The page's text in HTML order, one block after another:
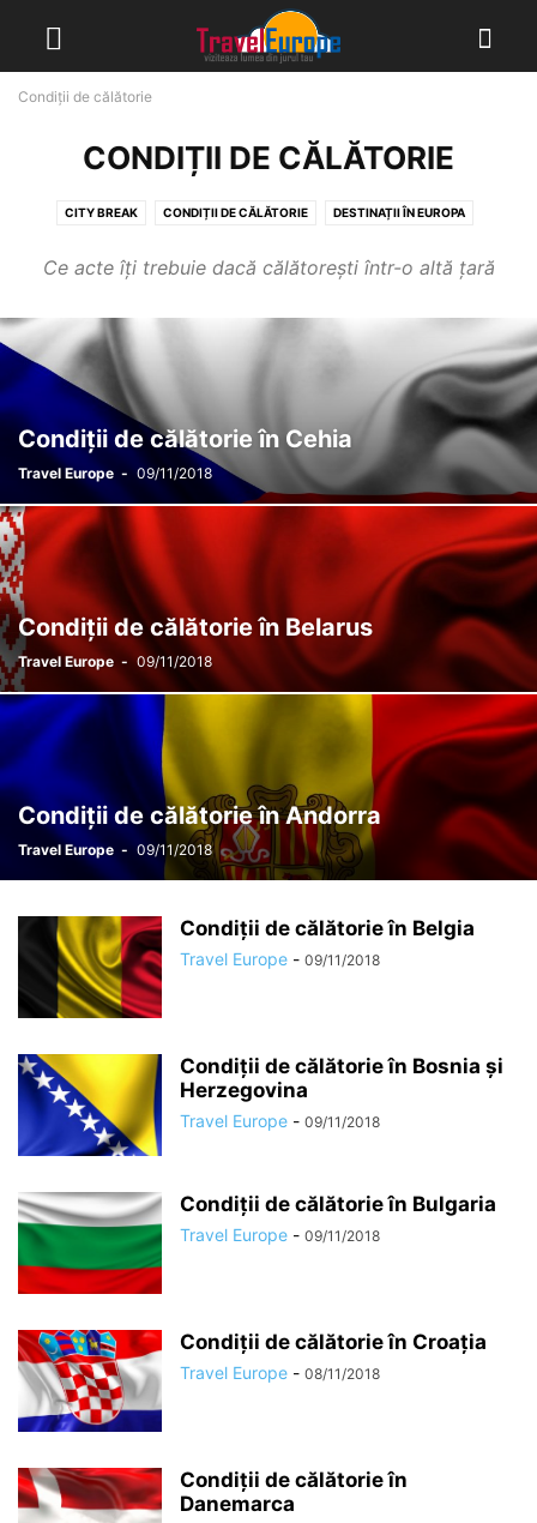
Condiții de călătorie
CONDIȚII DE CĂLĂTORIE
CITY BREAK CONDIȚII DE CĂLĂTORIE DESTINAȚII ÎN EUROPA
VACANTE IEFTINE
Ce acte îți trebuie dacă călătorești într-o altă țară
Condiții de călătorie în Cehia
Travel Europe - 09/11/2018
Condiții de călătorie în Belarus
Travel Europe - 09/11/2018
Condiții de călătorie în Andorra
Travel Europe - 09/11/2018
Condiții de călătorie în Belgia
Travel Europe - 09/11/2018
Condiții de călătorie în Bosnia și
Herzegovina
Travel Europe - 09/11/2018
Condiții de călătorie în Bulgaria
Travel Europe - 09/11/2018
Condiții de călătorie în Croația
Travel Europe - 08/11/2018
Condiții de călătorie în
Danemarca